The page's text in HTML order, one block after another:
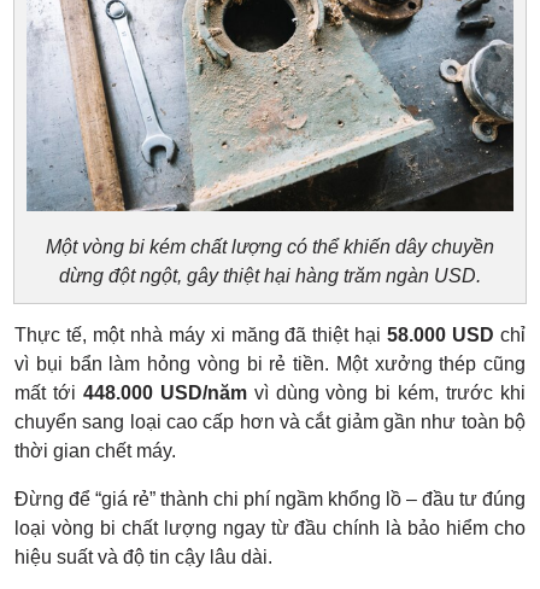
Một vòng bi kém chất lượng có thể khiến dây chuyền
dừng đột ngột, gây thiệt hại hàng trăm ngàn USD.
Thực tế, một nhà máy xi măng đã thiệt hại58.000 USD chỉ
vì bụi bẩn làm hỏng vòng bi rẻ tiền. Một xưởng thép cũng
mất tới 448.000 USD/nămvì dùng vòng bi kém, trước khi
chuyển sang loại cao cấp hơn và cắt giảm gần như toàn bộ
thời gian chết máy.
Đừng để “giá rẻ” thành chi phí ngầm khổng lồ – đầu tư đúng
loại vòng bi chất lượng ngay từ đầu chính là bảo hiểm cho
hiệu suất và độ tin cậy lâu dài.